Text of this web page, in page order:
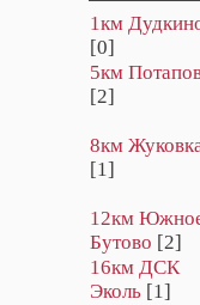
1км
[0]
5км
[2]
8км
[1]
12км
Бутово [2]
16км ДСК
Эколь [1]